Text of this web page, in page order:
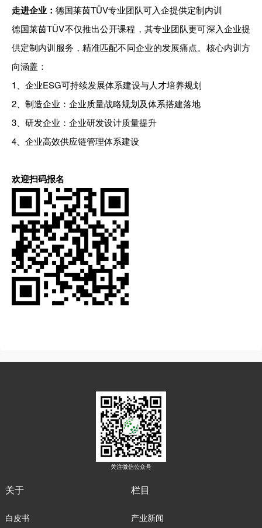
走进企业： 德国莱茵TÜV专业团队可入企提供定制内训
德国莱茵TÜV不仅推出公开课程，其专业团队更可深入企业提
供定制内训服务，精准匹配不同企业的发展痛点。核心内训方
向涵盖：
1、 企业ESG可持续发展体系建设与人才培养规划
2、 制造企业：企业质量战略规划及体系搭建落地
3、 研发企业：企业研发设计质量提升
4、 企业高效供应链管理体系建设
欢迎扫码报名
关注微信公众号
关于
白皮书
栏目
产业新闻